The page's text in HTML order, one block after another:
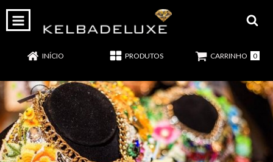
INÍCIO PRODUTOS CARRINHO 0